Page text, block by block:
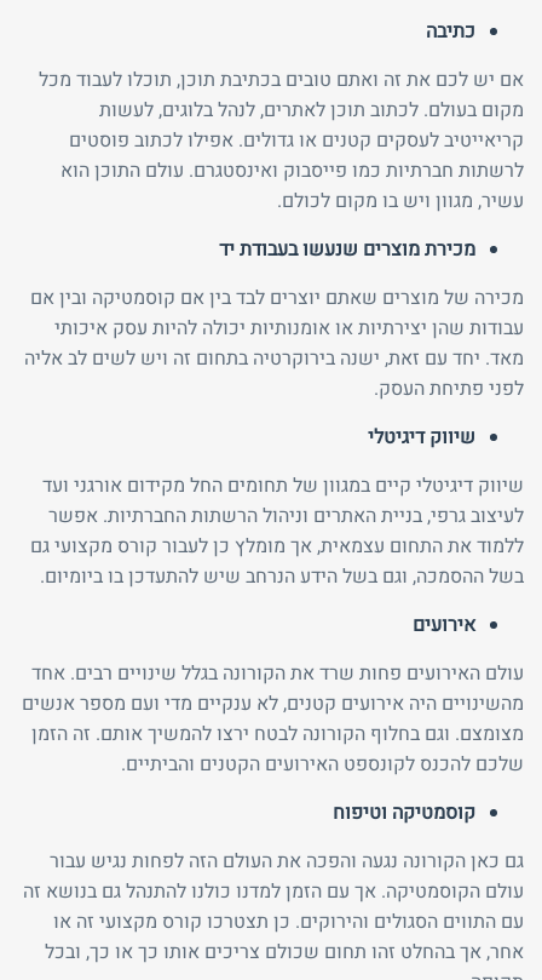
כתיבה
אם יש לכם את זה ואתם טובים בכתיבת תוכן, תוכלו לעבוד מכל
מקום בעולם. לכתוב תוכן לאתרים, לנהל בלוגים, לעשות
קריאייטיב לעסקים קטנים או גדולים. אפילו לכתוב פוסטים
לרשתות חברתיות כמו פייסבוק ואינסטגרם. עולם התוכן הוא
עשיר, מגוון ויש בו מקום לכולם.
מכירת מוצרים שנעשו בעבודת יד
מכירה של מוצרים שאתם יוצרים לבד בין אם קוסמטיקה ובין אם
עבודות שהן יצירתיות או אומנותיות יכולה להיות עסק איכותי
מאד. יחד עם זאת, ישנה בירוקרטיה בתחום זה ויש לשים לב אליה
לפני פתיחת העסק.
שיווק דיגיטלי
שיווק דיגיטלי קיים במגוון של תחומים החל מקידום אורגני ועד
לעיצוב גרפי, בניית האתרים וניהול הרשתות החברתיות. אפשר
ללמוד את התחום עצמאית, אך מומלץ כן לעבור קורס מקצועי גם
בשל ההסמכה, וגם בשל הידע הנרחב שיש להתעדכן בו ביומיום.
אירועים
עולם האירועים פחות שרד את הקורונה בגלל שינויים רבים. אחד
מהשינויים היה אירועים קטנים, לא ענקיים מדי ועם מספר אנשים
מצומצם. וגם בחלוף הקורונה לבטח ירצו להמשיך אותם. זה הזמן
שלכם להכנס לקונספט האירועים הקטנים והביתיים.
קוסמטיקה וטיפוח
גם כאן הקורונה נגעה והפכה את העולם הזה לפחות נגיש עבור
עולם הקוסמטיקה. אך עם הזמן למדנו כולנו להתנהל גם בנושא זה
עם התווים הסגולים והירוקים. כן תצטרכו קורס מקצועי זה או
אחר, אך בהחלט זהו תחום שכולם צריכים אותו כך או כך, ובכל